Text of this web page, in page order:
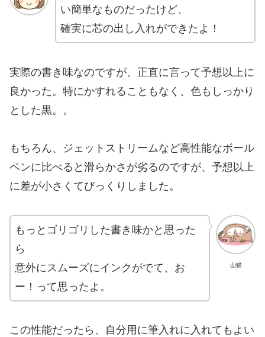
い簡単なものだったけど、
確実に芯の出し入れができたよ！
実際の書き味なのですが、正直に言って予想以上に
良かった。特にかすれることもなく、色もしっかり
とした黒。。
もちろん、ジェットストリームなど高性能なボール
ペンに比べると滑らかさが劣るのですが、予想以上
に差が小さくてびっくりしました。
山猫
もっとゴリゴリした書き味かと思った
ら
意外にスムーズにインクがでて、お
ー！って思ったよ。
この性能だったら、自分用に筆入れに入れてもよい